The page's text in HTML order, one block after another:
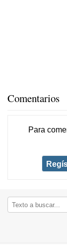
Comentarios
Para